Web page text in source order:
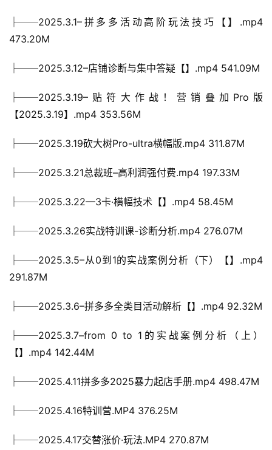
├──2025.3.1–拼多多活动高阶玩法技巧【】.mp4
473.20M
├──2025.3.12–店铺诊断与集中答疑【】.mp4 541.09M
├──2025.3.19–贴符大作战！营销叠加Pro版
【2025.3.19】.mp4 353.56M
├──2025.3.19砍大树Pro-ultra横幅版.mp4 311.87M
├──2025.3.21总裁班–高利润强付费.mp4 197.33M
├──2025.3.22—3卡·横幅技术【】.mp4 58.45M
├──2025.3.26实战特训课-诊断分析.mp4 276.07M
├──2025.3.5–从0到1的实战案例分析（下）【】.mp4
291.87M
├──2025.3.6–拼多多全类目活动解析【】.mp4 92.32M
├──2025.3.7–from 0 to 1的实战案例分析（上）
【】.mp4 142.44M
├──2025.4.11拼多多2025暴力起店手册.mp4 498.47M
├──2025.4.16特训营.MP4 376.25M
├──2025.4.17交替涨价·玩法.MP4 270.87M